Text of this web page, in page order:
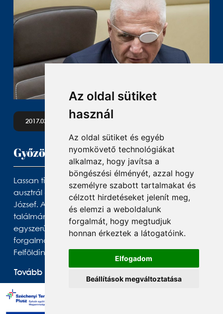
Az oldal sütiket
használ
Az oldal sütiket és egyéb
nyomkövető technológiákat
alkalmaz, hogy javítsa a
böngészési élményét, azzal hogy
személyre szabott tartalmakat és
célzott hirdetéseket jelenít meg,
és elemzi a weboldalunk
forgalmát, hogy megtudjuk
honnan érkeztek a látogatóink.
Elfogadom
Beállítások megváltoztatása
2017.03.29
Győzött a magyar milliárdos
Lassan tizenöt éve állt perben és haragban egy
ausztrál céggel egy magyar milliárdos, Felföldi
József. A debreceni édességgyáros Felföldi József
találmányát, egy ízesített szívószálát ugyanis
egyszerűen lenyúlta egy cég és sajátjaként
forgalmazta, milliárdos károkat okozva ezzel
Felföldinek.
Tovább olvasom